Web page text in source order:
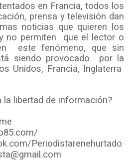
en Francia, todos los
prensa y televisión dan
noticias que quieren los
no permiten
que el lector o
este fenómeno, que sin
siendo provocado
por la
Unidos, Francia, Inglaterra
la libertad de información?
Periodistarenehurtado